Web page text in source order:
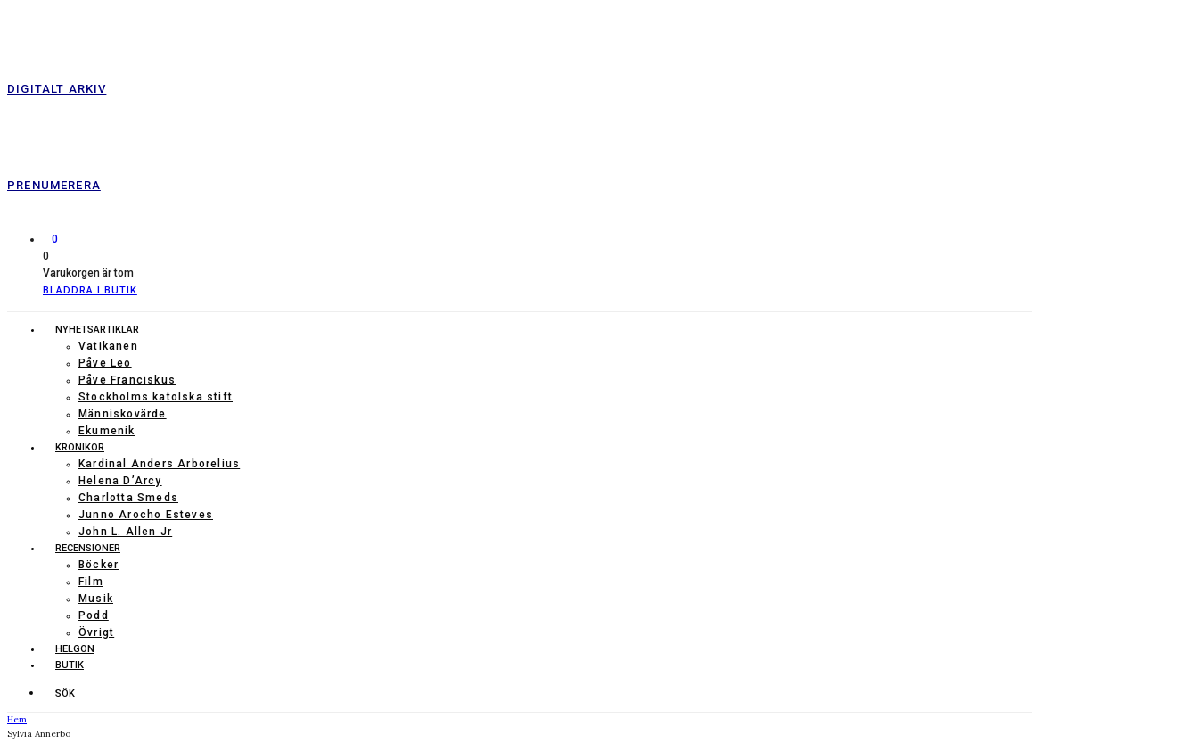
DIGITALT ARKIV
PRENUMERERA
0
0
Varukorgen är tom
BLÄDDRA I BUTIK
NYHETSARTIKLAR
Vatikanen
Påve Leo
Påve Franciskus
Stockholms katolska stift
Människovärde
Ekumenik
KRÖNIKOR
Kardinal Anders Arborelius
Helena D’Arcy
Charlotta Smeds
Junno Arocho Esteves
John L. Allen Jr
RECENSIONER
Böcker
Film
Musik
Podd
Övrigt
HELGON
BUTIK
SÖK
Hem
Sylvia Annerbo